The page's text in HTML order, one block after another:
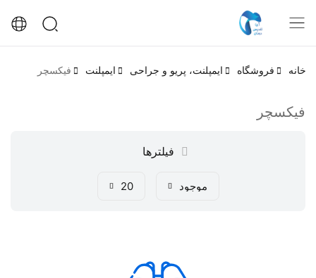
خانه فروشگاه ایمپلنت، پریو و جراحی ایمپلنت فیکسچر
فیکسچر
فیلترها
موجود 20